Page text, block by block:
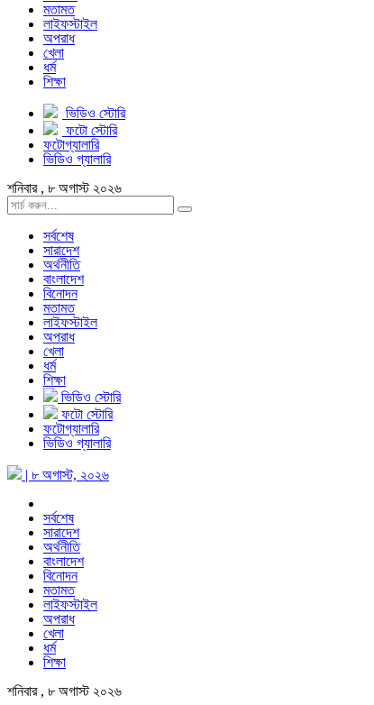
মতামত
লাইফস্টাইল
অপরাধ
খেলা
ধর্ম
শিক্ষা
ভিডিও স্টোরি
ফটো স্টোরি
ফটোগ্যালারি
ভিডিও গ্যালারি
শনিবার , ৮ অগাস্ট ২০২৬
সর্বশেষ
সারাদেশ
অর্থনীতি
বাংলাদেশ
বিনোদন
মতামত
লাইফস্টাইল
অপরাধ
খেলা
ধর্ম
শিক্ষা
ভিডিও স্টোরি
ফটো স্টোরি
ফটোগ্যালারি
ভিডিও গ্যালারি
| ৮ অগাস্ট, ২০২৬
সর্বশেষ
সারাদেশ
অর্থনীতি
বাংলাদেশ
বিনোদন
মতামত
লাইফস্টাইল
অপরাধ
খেলা
ধর্ম
শিক্ষা
শনিবার , ৮ অগাস্ট ২০২৬